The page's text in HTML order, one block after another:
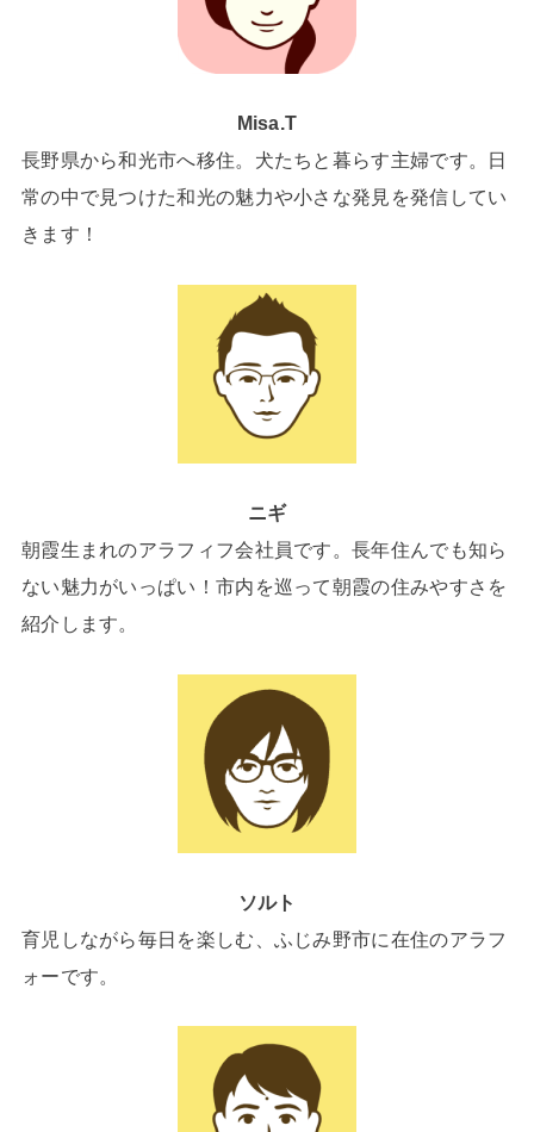
Misa.T
長野県から和光市へ移住。犬たちと暮らす主婦です。日
常の中で見つけた和光の魅力や小さな発見を発信してい
きます！
ニギ
朝霞生まれのアラフィフ会社員です。長年住んでも知ら
ない魅力がいっぱい！市内を巡って朝霞の住みやすさを
紹介します。
ソルト
育児しながら毎日を楽しむ、ふじみ野市に在住のアラフ
ォーです。